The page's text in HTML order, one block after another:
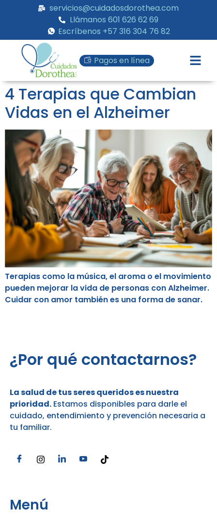
servicios@cuidadosdorothea.com
Llámanos 601 626 62 69
Escríbenos +57 316 304 76 82
Pagos en línea
4 Terapias que Cambian
Vidas en el Alzheimer
Terapias como la música, el aroma o el movimiento
pueden mejorar la vida de personas con Alzheimer.
Cuidar con amor también es una forma de sanar.
¿Por qué contactarnos?
La salud de tus seres queridos es nuestra
prioridad. Estamos disponibles para darle el
cuidado, entendimiento y prevención necesaria a
tu familiar.
Menú